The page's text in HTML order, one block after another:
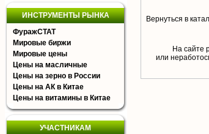
ИНСТРУМЕНТЫ РЫНКА
ФуражСТАТ
Мировые биржи
Мировые цены
Цены на масличные
Цены на зерно в России
Цены на АК в Китае
Цены на витамины в Китае
УЧАСТНИКАМ
Вернуться в
На сайте
или